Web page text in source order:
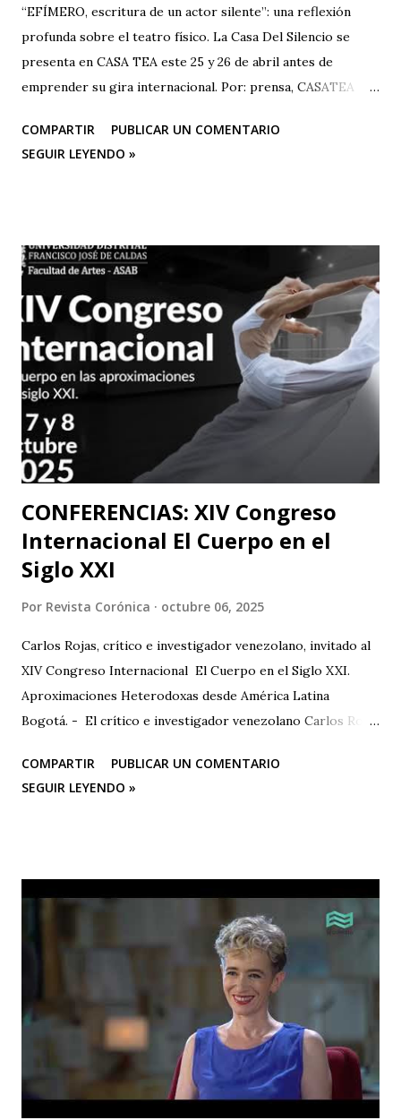
“EFÍMERO, escritura de un actor silente”: una reflexión
profunda sobre el teatro físico. La Casa Del Silencio se
presenta en CASA TEA este 25 y 26 de abril antes de
emprender su gira internacional. Por: prensa, CASATEA
CASA TEA con sus últimas funciones este 25 y 26 de abril de
“Efímero”, La Casa del Silencio se embarcará en una gira
imborrable en todos los que la presencien." La Casa del
Silencio se embarcará nuevamente en una gira
internacional, llevando su importante trabajo de teatro
físico con funciones y seminarios a escenarios de Portugal
(dónde La Casa Del Silencio tiene una presencia significativa
ya que el teatro físico tiene un lugar muy importante en la
escena Portuguesa), posteriormente irán a Valencia y
Barcelona. Juan Carlos Agudelo P...
COMPARTIR
PUBLICAR UN COMENTARIO
SEGUIR LEYENDO »
CONFERENCIAS: XIV Congreso
Internacional El Cuerpo en el
Siglo XXI
Por Revista Corónica octubre 06, 2025
Carlos Rojas, crítico e investigador venezolano, invitado al
XIV Congreso Internacional El Cuerpo en el Siglo XXI.
Aproximaciones Heterodoxas desde América Latina
Bogotá. - El crítico e investigador venezolano Carlos Rojas
Experimental de las Artes (UNEARTE), de Venezuela, en la
nueva edición del XIV Congreso Internacional El Cuerpo en
Francisco José de Caldas (Bogotá, Colombia). El congreso
cuenta con el respaldo de instituciones académicas de gran
prestigio como la Universidad Michoacana de San Nicolás
de Hidalgo (México), la Facultad de Estudios Superiores
Iztacala (UNAM, México) y la Facultad de Estudios
Superiores Acatlán (UNAM, México), además de un comité
organizador comprometido con abrir nuevas miradas sobre
el cuerpo, la esce...
COMPARTIR
PUBLICAR UN COMENTARIO
SEGUIR LEYENDO »